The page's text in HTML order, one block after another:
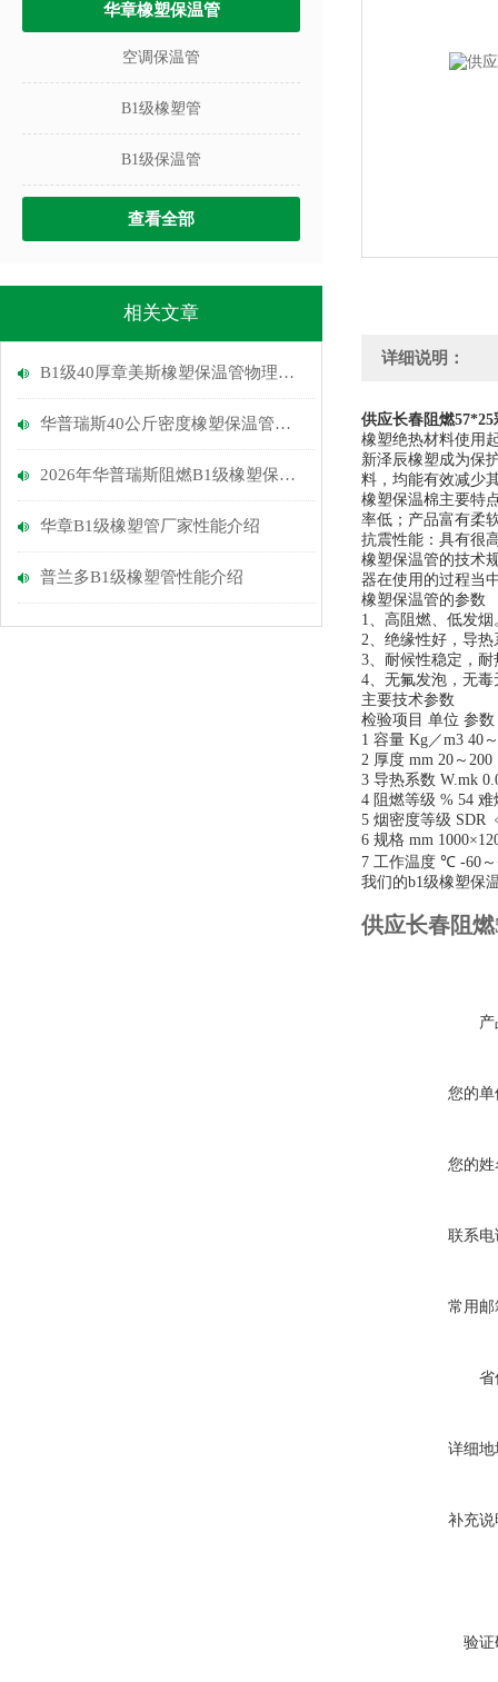
华章橡塑保温管
空调保温管
B1级橡塑管
B1级保温管
查看全部
相关文章
B1级40厚章美斯橡塑保温管物理性能介绍
华普瑞斯40公斤密度橡塑保温管优点
2026年华普瑞斯阻燃B1级橡塑保温管介绍
华章B1级橡塑管厂家性能介绍
普兰多B1级橡塑管性能介绍
详细说明：
供应长春阻燃
橡塑绝热材料使用
新泽辰橡塑成为保
料，均能有效减少
橡塑保温棉主要特
率低；产品富有柔
抗震性能：具有很
橡塑保温管的技术
器在使用的过程当
橡塑保温管的参数
1、高阻燃、低发
2、绝缘性好，导
3、耐候性稳定，
4、无氟发泡，无
主要技术参数
检验项目 单位 参数
1 容量 Kg／m3 40 ～
2 厚度 mm 20 ～ 200
3 导热系数 W.mk
4 阻燃等级 % 54 难
5 烟密度等级 SDR
6 规格 mm
7 工作温度 ℃ -60 ～
我们的b1级橡塑保
供应长春阻
您的单
您的姓
联系电
常用邮
省
详细地
补充说
验证